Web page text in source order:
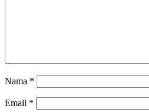
Nama *
Email *